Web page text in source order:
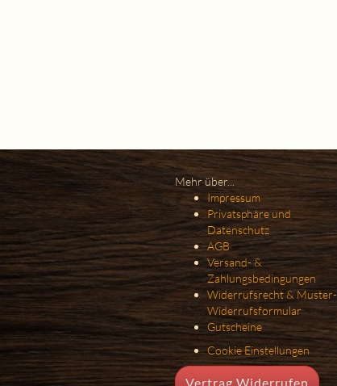
Mehr über...
Impressum
Privatsphäre und
Datenschutz
AGB
Versand- &
Zahlungsbedingungen
Widerrufsrecht & Muster-
Widerrufsformular
Gutscheine
Cookie Einstellungen
Vertrag Widerrufen